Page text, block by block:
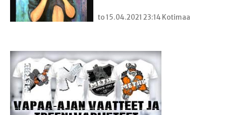
to 15.04.2021 23:14 Kotimaa